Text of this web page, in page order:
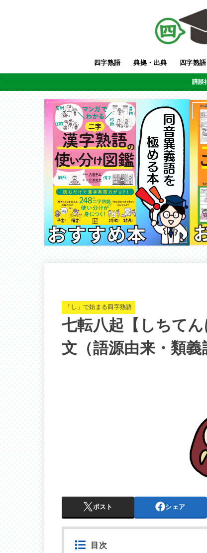
四字熟語 典拠・出典 四字熟
講談
「し」で始まる四字熟語
七転八起【しちて
文（語源由来・類義
ポスト シェア
目次